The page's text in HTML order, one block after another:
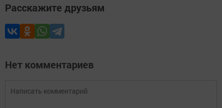
Расскажите друзьям
Нет комментариев